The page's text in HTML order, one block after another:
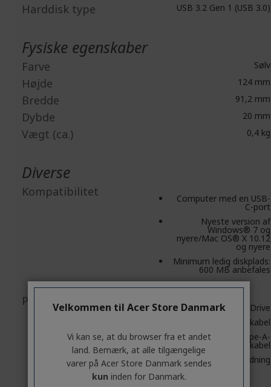
Harddisk type USB 3.2 Gen 1 (USB 3.0)
Fysiske egenskaber
Farve Sølv
Højde 124 mm
Bredde 91,2 mm
Dybde 20 mm
Vægt (ca.) 0,4 kg
Diverse
Kompatibilitet Computer med en USB-
C-port
Nyeste version af
Windows® 7 og
nyere/Mac OS® X 10.12
og nyere
Minimum ledig diskplads:
600 MB anbefales
Pakkeindhold
LaCie® Mobile Drive
USB Type-C-kabel
USB Type-C til Type-A-
kabel
Lyninstallationsvejledning
Velkommen til Acer Store Danmark
Vi kan se, at du browser fra et andet
land. Bemærk, at alle tilgængelige
varer på Acer Store Danmark sendes
kun inden for Danmark.